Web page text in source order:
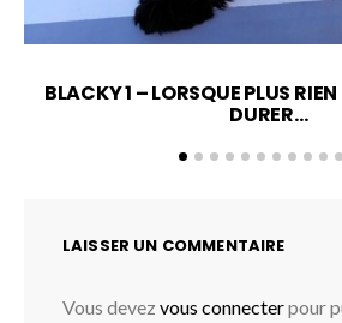
BLACKY 1 – LORSQUE PLUS RIEN
DURER…
LAISSER UN COMMENTAIRE
Vous devez vous connecterpour